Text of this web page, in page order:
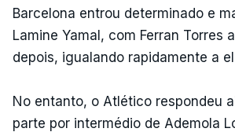
Barcelona entrou determinado e
Lamine Yamal, com Ferran Torres
depois, igualando rapidamente a
No entanto, o Atlético respondeu
parte por intermédio de Ademola